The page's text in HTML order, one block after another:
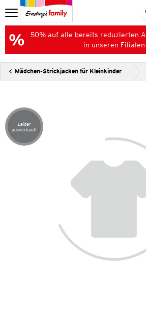
50% auf alle bereits reduzierten
in unseren Filialen
Mädchen-Strickjacken für Kleinkinder
Artikel leider ausverkauft
Leider
ausverkauft